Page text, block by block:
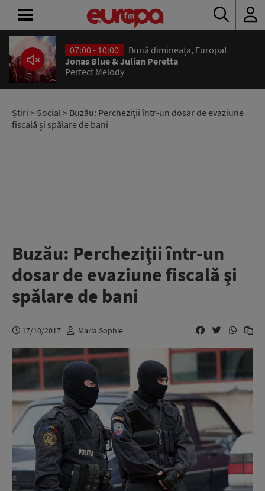
07:00 - 10:00
Bună dimineața, Europa!
Jonas Blue & Julian Peretta
Perfect Melody
Știri > Social> Buzău: Percheziţii într-un dosar de evaziune
fiscală şi spălare de bani
Buzău: Percheziţii într-un
dosar de evaziune fiscală şi
spălare de bani
17/10/2017 Maria Sophie
ACASĂ
ȘTIRI
RADIO